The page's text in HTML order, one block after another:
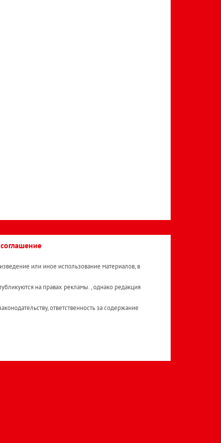
или иное использование материалов, в
на правах рекламы. , однако редакция
ответственность за содержание